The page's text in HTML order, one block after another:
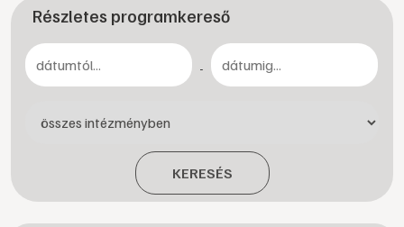
Részletes programkereső
-
KERESÉS